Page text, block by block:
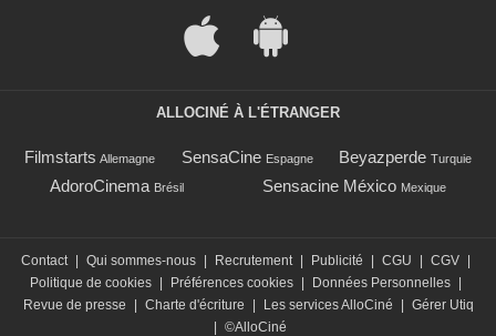
ALLOCINÉ À L'ÉTRANGER
Filmstarts Allemagne SensaCine Espagne Beyazperde Turquie
AdoroCinema Brésil Sensacine México Mexique
Contact | Qui sommes-nous | Recrutement | Publicité | CGU | CGV |
Politique de cookies | Préférences cookies | Données Personnelles |
Revue de presse
| Charte d'écriture | Les services AlloCiné | Gérer Utiq
| ©AlloCiné